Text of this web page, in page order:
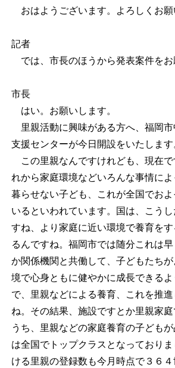
おはようございます。よろしくお願
記者
では、市長のほうから発表案件をお
市長
はい。お願いします。
里親活動に興味がある方へ、福岡市
支援センターが今日開設をいたします
この里親なんですけれども、現在で
れから家庭環境などいろんな事情に
暮らせない子ども、これが全国でおよ
いるといわれています。国は、こう
すね、より家庭に近い環境で養育を
るんですね。福岡市では随分これは
か関係機関と共働して、子どもたち
境で心身ともに健やかに成長できる
で、里親などによる養育、これを推
ね。その結果、施設ですとか里親家
うち、里親などの家庭養育の子ども
は全国でトップクラスとなっており
ける里親の登録数も今月時点で３６